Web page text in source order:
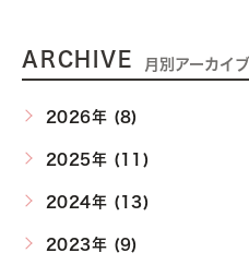
ARCHIVE 月別アーカイブ
2026年 (8)
2025年 (11)
2024年 (13)
2023年 (9)